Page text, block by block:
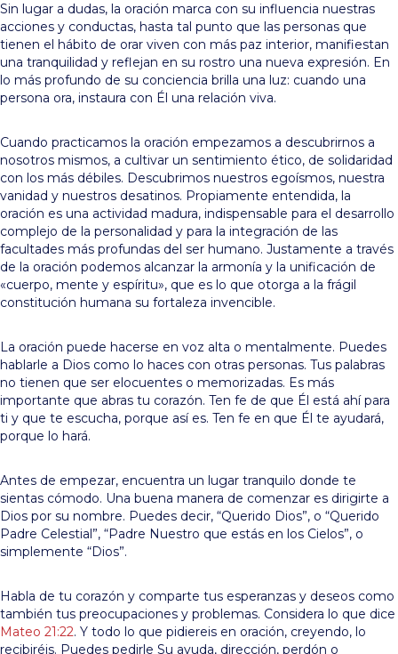
Sin lugar a dudas, la oración marca con su influencia nuestras
acciones y conductas, hasta tal punto que las personas que
tienen el hábito de orar viven con más paz interior, manifiestan
una tranquilidad y reflejan en su rostro una nueva expresión. En
lo más profundo de su conciencia brilla una luz: cuando una
persona ora, instaura con Él una relación viva.
Cuando practicamos la oración empezamos a descubrirnos a
nosotros mismos, a cultivar un sentimiento ético, de solidaridad
con los más débiles. Descubrimos nuestros egoísmos, nuestra
vanidad y nuestros desatinos. Propiamente entendida, la
oración es una actividad madura, indispensable para el desarrollo
complejo de la personalidad y para la integración de las
facultades más profundas del ser humano. Justamente a través
de la oración podemos alcanzar la armonía y la unificación de
«cuerpo, mente y espíritu», que es lo que otorga a la frágil
constitución humana su fortaleza invencible.
La oración puede hacerse en voz alta o mentalmente. Puedes
hablarle a Dios como lo haces con otras personas. Tus palabras
no tienen que ser elocuentes o memorizadas. Es más
importante que abras tu corazón. Ten fe de que Él está ahí para
ti y que te escucha, porque así es. Ten fe en que Él te ayudará,
porque lo hará.
Antes de empezar, encuentra un lugar tranquilo donde te
sientas cómodo. Una buena manera de comenzar es dirigirte a
Dios por su nombre. Puedes decir, “Querido Dios”, o “Querido
Padre Celestial”, “Padre Nuestro que estás en los Cielos”, o
simplemente “Dios”.
Habla de tu corazón y comparte tus esperanzas y deseos como
también tus preocupaciones y problemas. Considera lo que dice
Mateo 21:22. Y todo lo que pidiereis en oración, creyendo, lo
recibiréis. Puedes pedirle Su ayuda, dirección, perdón o